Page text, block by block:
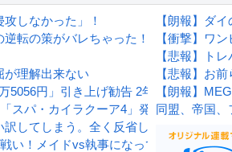
しなかった」！
転の策がバレちゃった！
が理解出来ない
5056円」引き上げ勧告 2年で6%超え
スパ・カイラクーア4」発売から2週間
してしまう。全く反省してないと話題に
い！メイドvs執事になってる！
【朗報】ダ
【衝撃】ワ
【悲報】ト
【悲報】お
【朗報】
同盟、帝国、